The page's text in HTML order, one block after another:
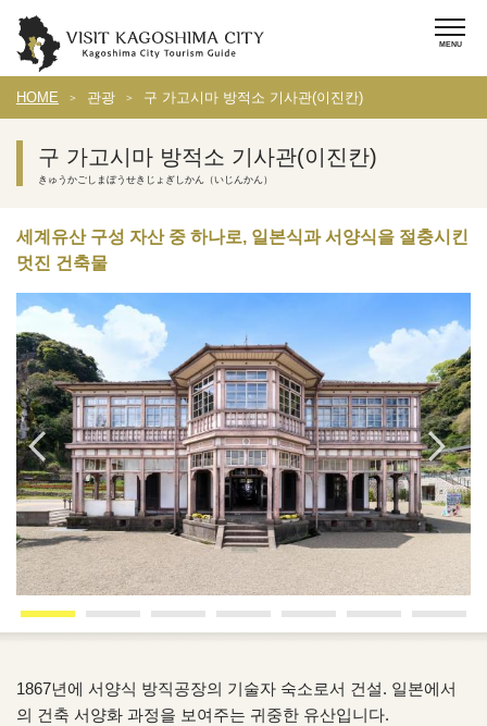
HOME 관광 구 가고시마 방적소 기사관(이진칸)
구 가고시마 방적소 기사관(이진칸)
きゅうかごしまぼうせきじょぎしかん（いじんかん）
세계유산 구성 자산 중 하나로, 일본식과 서양식을 절충시킨
멋진 건축물
1867년에 서양식 방직공장의 기술자 숙소로서 건설. 일본에서
의 건축 서양화 과정을 보여주는 귀중한 유산입니다.